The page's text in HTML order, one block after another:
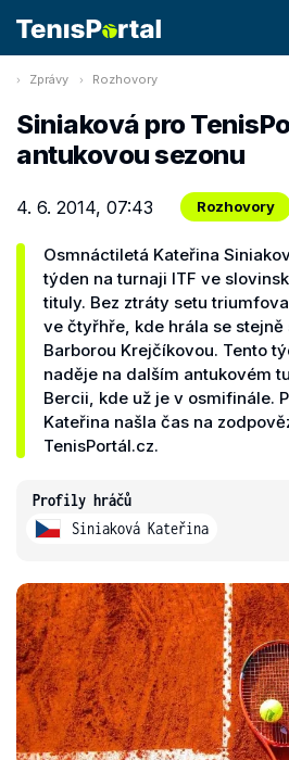
Zprávy Rozhovory
Siniaková pro
antukovou sezonu
4. 6. 2014, 07:43 Rozhovory
Osmnáctiletá Kateřina
týden na turnaji ITF ve
tituly. Bez ztráty setu
ve čtyřhře, kde hrála se stejně
Barborou Krejčíkovou. Tento
naděje na dalším antukovém
Bercii, kde už je v osmifinále.
Kateřina našla čas na
TenisPortál.cz.
Profily hráčů
Siniaková Kateřina